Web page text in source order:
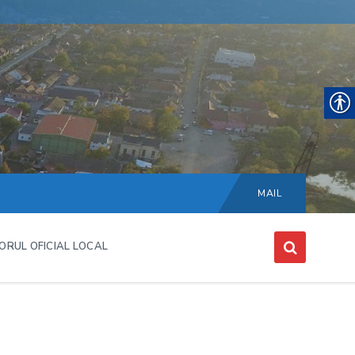
Choose
language:
MAIL
OFICIAL LOCAL